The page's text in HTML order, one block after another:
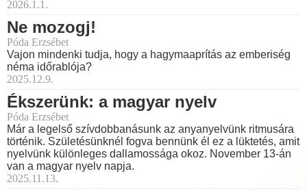
2026.1.1.
Ne mozogj!
Póda Erzsébet
Vajon mindenki tudja, hogy a hagymaaprítás az emberiség
néma időrablója?
2025.12.9.
Ékszerünk: a magyar nyelv
Póda Erzsébet
Már a legelső szívdobbanásunk az anyanyelvünk ritmusára
történik. Születésünknél fogva bennünk él ez a lüktetés, amit
nyelvünk különleges dallamossága okoz. November 13-án
van a magyar nyelv napja.
2025.11.13.